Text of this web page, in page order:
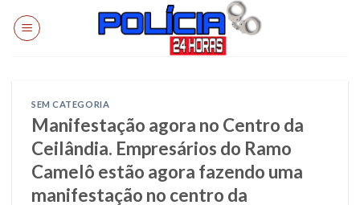
SEM CATEGORIA
Manifestação agora no Centro da
Ceilândia. Empresários do Ramo
Camelô estão agora fazendo uma
manifestação no centro da